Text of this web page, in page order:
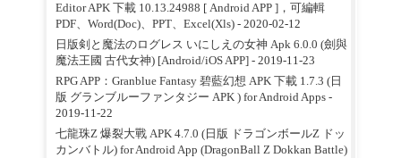
Editor APK 下載 10.13.24988 [ Android APP ]，可編輯
PDF、Word(Doc)、PPT、Excel(Xls)- 2020-02-12
日版剣と魔法のログレス いにしえの女神 Apk 6.0.0 (劍與
魔法王國 古代女神) [Android/iOS APP]- 2019-11-23
RPG APP：Granblue Fantasy 碧藍幻想 APK 下載 1.7.3 (日
版 グランブルーファンタジー APK ) for Android Apps -
2019-11-22
七龍珠Z 爆裂大戰 APK 4.7.0 (日版 ドラゴンボールZ ドッ
カンバトル) for Android App (DragonBall Z Dokkan Battle)